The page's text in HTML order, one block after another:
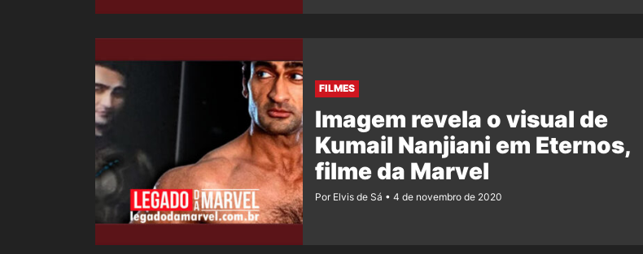
FILMES
Imagem revela o visual de
Kumail Nanjiani em Eternos,
filme da Marvel
Por Elvis de Sá 4 de novembro de 2020